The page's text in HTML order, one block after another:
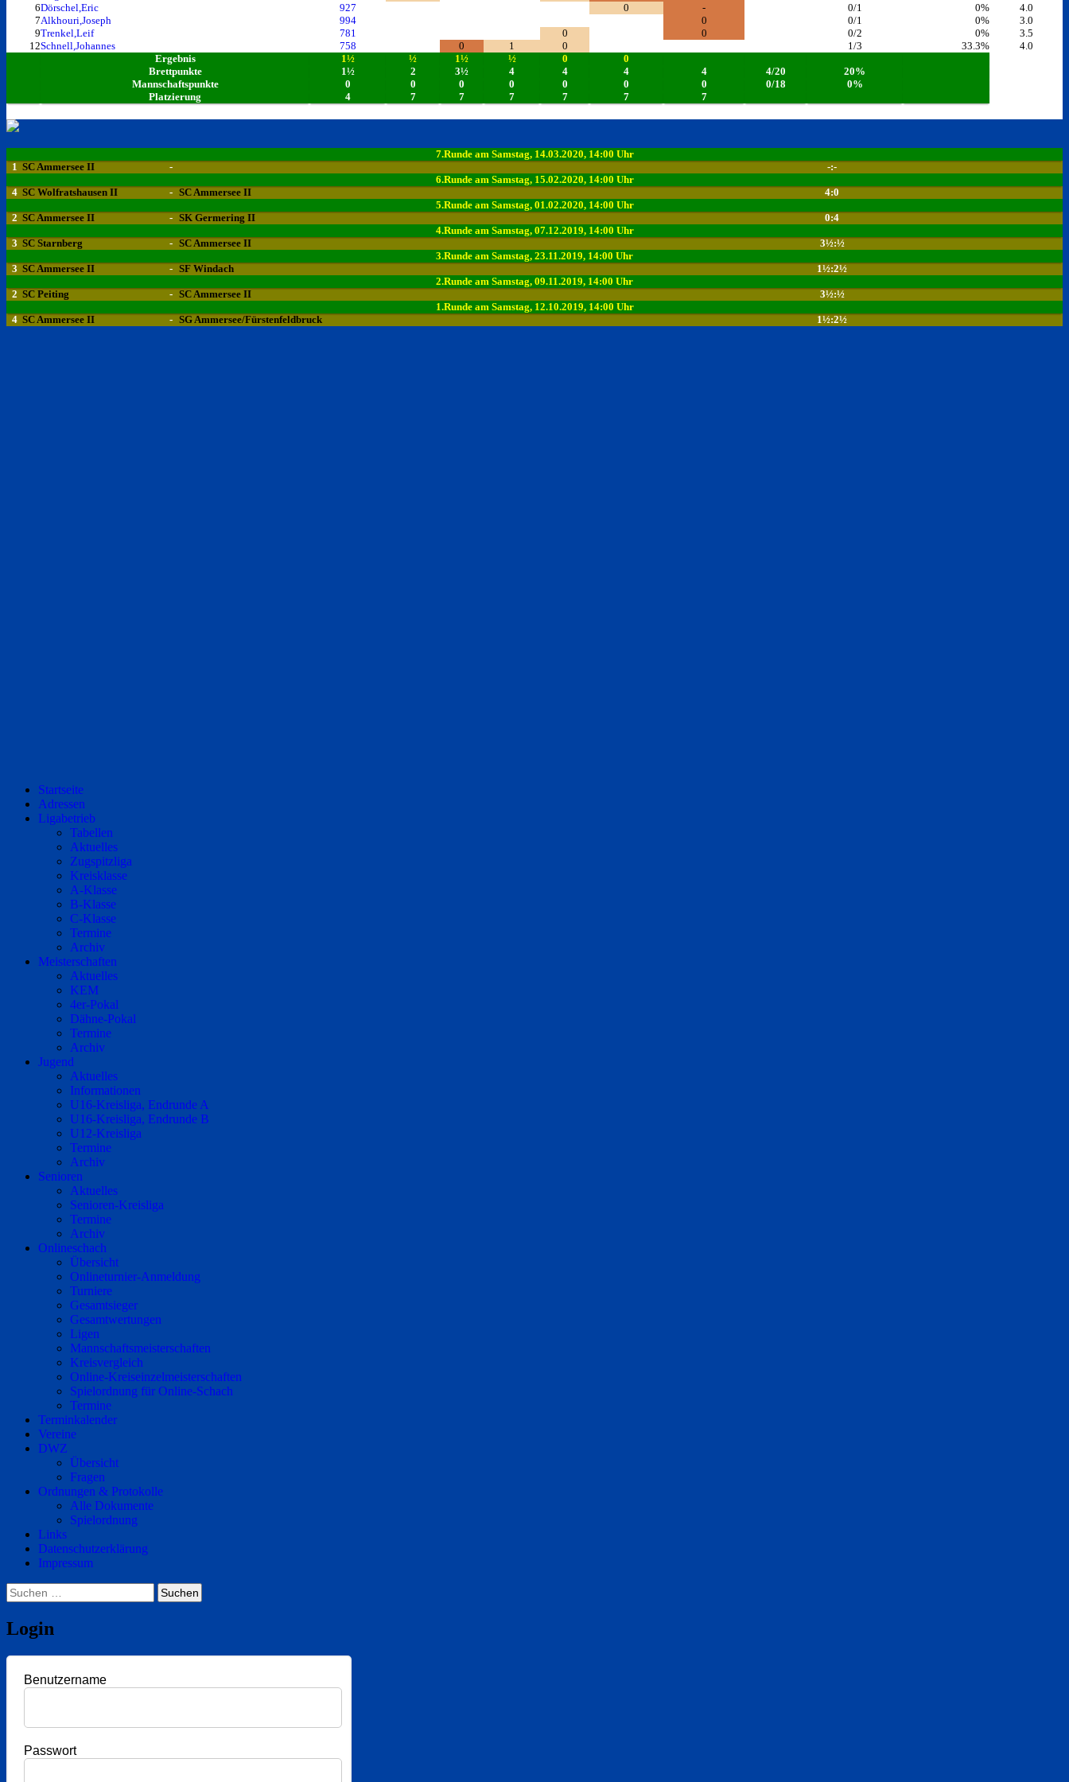
6Dörschel,Eric 927 0 - 0/1 0%
4.0
7Alkhouri,Joseph 994 0 0/1 0%
3.0
9Trenkel,Leif 781 0 0 0/2 0%
3.5
12Schnell,Johannes 758 0 1 0 1/3 33.3%
4.0
Ergebnis
1½ ½ 1½ ½ 0
0
Brettpunkte
1½ 2 3½ 4 4 4 4 4/20
20%
Mannschaftspunkte
0 0 0 0 0 0 0 0/18
0%
Platzierung
4 7 7 7 7 7 7
7.Runde am Samstag, 14.03.2020, 14:00 Uhr
1 SC Ammersee II -
-:-
6.Runde am Samstag, 15.02.2020, 14:00 Uhr
4 SC Wolfratshausen II - SC Ammersee II
4:0
5.Runde am Samstag, 01.02.2020, 14:00 Uhr
2 SC Ammersee II - SK Germering II
0:4
4.Runde am Samstag, 07.12.2019, 14:00 Uhr
3 SC Starnberg - SC Ammersee II
3½:½
3.Runde am Samstag, 23.11.2019, 14:00 Uhr
3 SC Ammersee II - SF Windach
1½:2½
2.Runde am Samstag, 09.11.2019, 14:00 Uhr
2 SC Peiting - SC Ammersee II
3½:½
1.Runde am Samstag, 12.10.2019, 14:00 Uhr
4 SC Ammersee II - SG Ammersee/Fürstenfeldbruck 1½:2½
Startseite
Adressen
Ligabetrieb
Tabellen
Aktuelles
Zugspitzliga
Kreisklasse
A-Klasse
B-Klasse
C-Klasse
Termine
Archiv
Meisterschaften
Aktuelles
KEM
4er-Pokal
Dähne-Pokal
Termine
Archiv
Jugend
Aktuelles
Informationen
U16-Kreisliga, Endrunde A
U16-Kreisliga, Endrunde B
U12-Kreisliga
Termine
Archiv
Senioren
Aktuelles
Senioren-Kreisliga
Termine
Archiv
Onlineschach
Übersicht
Onlineturnier-Anmeldung
Turniere
Gesamtsieger
Gesamtwertungen
Ligen
Mannschaftsmeisterschaften
Kreisvergleich
Online-Kreiseinzelmeisterschaften
Spielordnung für Online-Schach
Termine
Terminkalender
Vereine
DWZ
Übersicht
Fragen
Ordnungen & Protokolle
Alle Dokumente
Spielordnung
Links
Datenschutzerklärung
Impressum
Suchen
nach:
Login
Benutzername
Passwort